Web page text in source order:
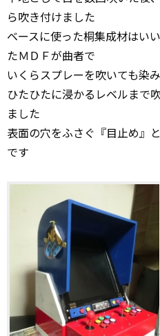
ら吹き付けました
ベースに使った桐集成材はい
たＭＤＦが曲者で
いくらスプレーを吹いても染
ひたひたに浸かるレベルまで
ました
表面の穴をふさぐ『目止め』
です